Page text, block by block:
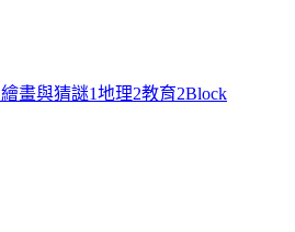
繪畫與猜謎1地理2教育2Block